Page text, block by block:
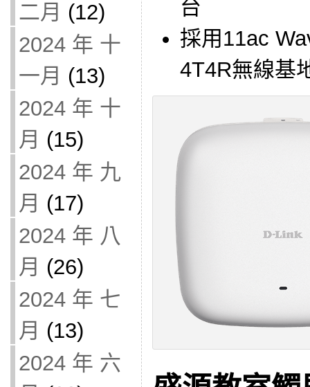
二月 (12)
2024 年 十
一月 (13)
2024 年 十
月 (15)
2024 年 九
月 (17)
2024 年 八
月 (26)
2024 年 七
月 (13)
2024 年 六
台
採用11ac
4T4R無線基